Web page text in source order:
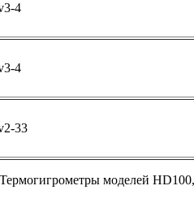
4
4
33
«Термогигрометры моделей